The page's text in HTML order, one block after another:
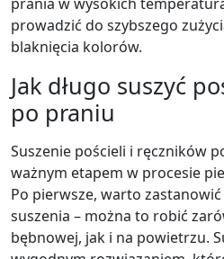
prowadzić do szybszego
blaknięcia kolorów.
Jak długo suszyć
po praniu
Suszenie pościeli i ręczników
ważnym etapem w procesie
Po pierwsze, warto
suszenia – można to robić
bębnowej, jak i na powietrzu.